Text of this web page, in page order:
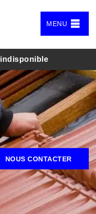
MENU
indisponible
NOUS CONTACTER